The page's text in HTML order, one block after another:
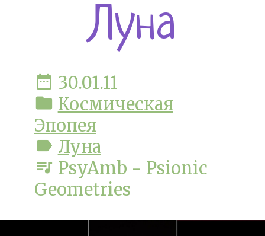
Луна
date_range 30.01.11
folder Космическая
Эпопея
label Луна
queue_music PsyAmb - Psionic
Geometries